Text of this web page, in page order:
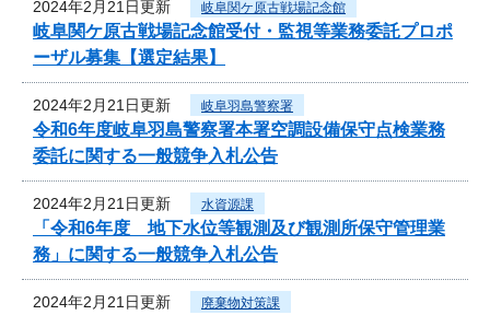
2024年2月21日更新 岐阜関ケ原古戦場記念館
岐阜関ケ原古戦場記念館受付・監視等業務委託プロポ
ーザル募集【選定結果】
2024年2月21日更新 岐阜羽島警察署
令和6年度岐阜羽島警察署本署空調設備保守点検業務
委託に関する一般競争入札公告
2024年2月21日更新 水資源課
「令和6年度 地下水位等観測及び観測所保守管理業
務」に関する一般競争入札公告
2024年2月21日更新 廃棄物対策課